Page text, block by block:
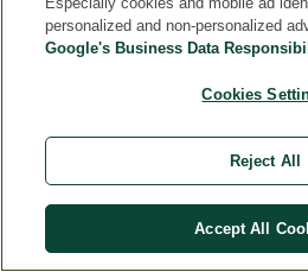
cit
ari
personalized and non-personalized
Google's Business Data
Cookies
Reject All
Accept All